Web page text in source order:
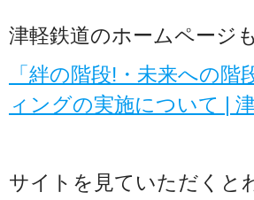
津軽鉄道のホームページ
「絆の階段!・未来への
ィングの実施について |
サイトを見ていただくと